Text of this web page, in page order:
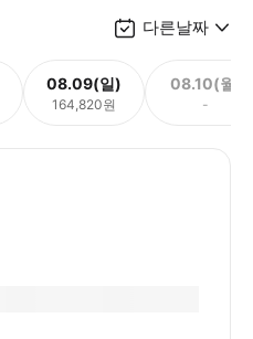
다른날짜
08.09(일)
164,820원
08.10(월)
-